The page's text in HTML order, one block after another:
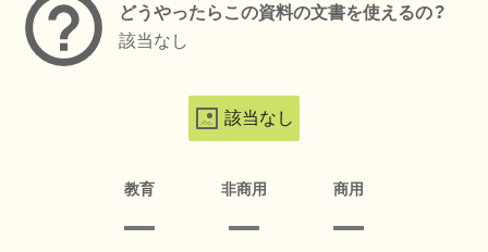
どうやったらこの資料の文書を使えるの？
該当なし
該当なし
教育 非商用 商用